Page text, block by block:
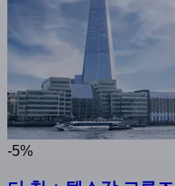
-5%